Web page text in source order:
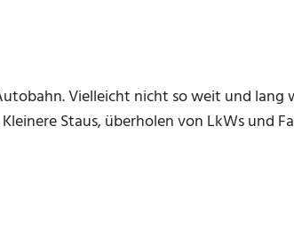
Vielleicht nicht so weit und lang
Staus, überholen von LkWs und